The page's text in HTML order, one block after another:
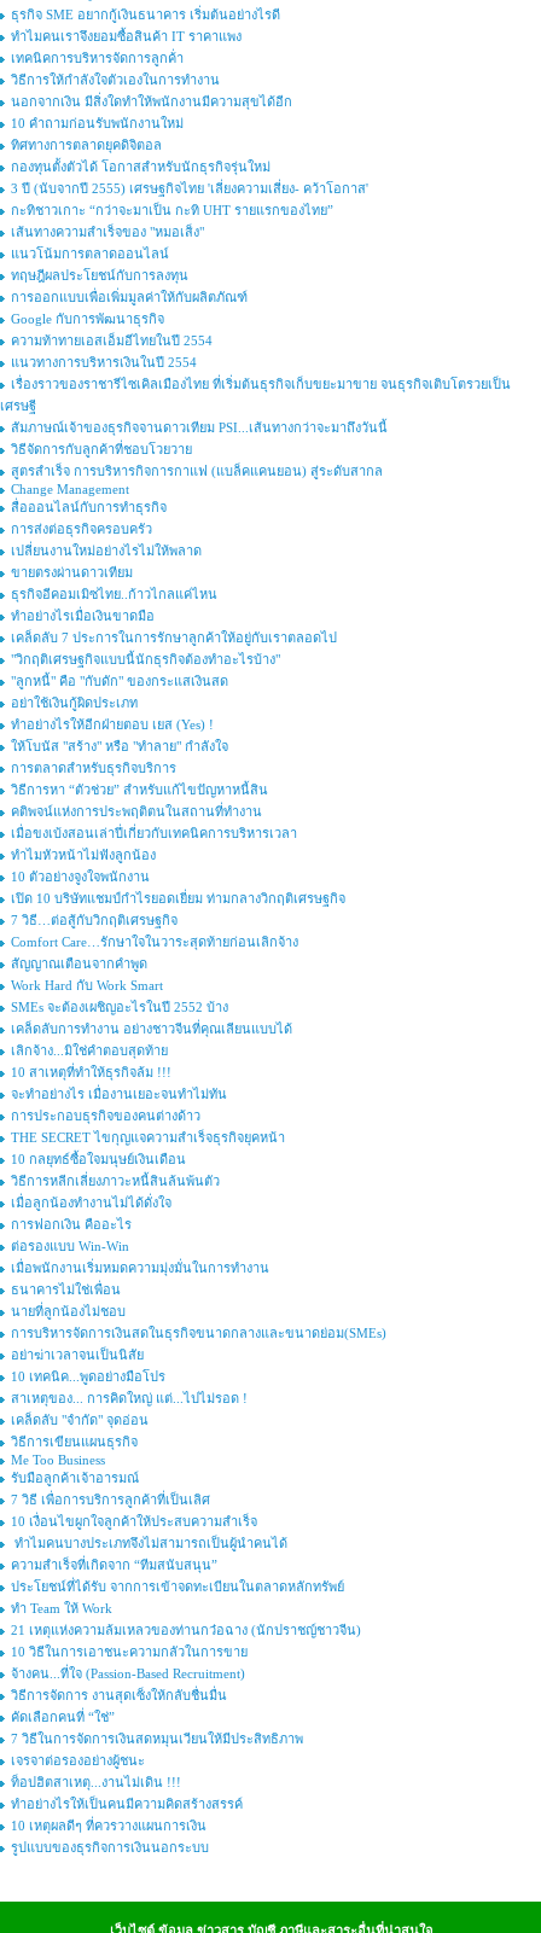
ธุรกิจ SME อยากกู้เงินธนาคาร เริ่มต้นอย่างไรดี
ทำไมคนเราจึงยอมซื้อสินค้า IT ราคาแพง
เทคนิคการบริหารจัดการลูกค้่า
วิธีการให้กำลังใจตัวเองในการทำงาน
นอกจากเงิน มีสิ่งใดทำให้พนักงานมีความสุขได้อีก
10 คำถามก่อนรับพนักงานใหม่
ทิศทางการตลาดยุคดิจิตอล
กองทุนตั้งตัวได้ โอกาสสำหรับนักธุรกิจรุ่นใหม่
3 ปี (นับจากปี 2555) เศรษฐกิจไทย 'เลี่ยงความเสี่ยง- คว้าโอกาส'
กะทิชาวเกาะ “กว่าจะมาเป็น กะทิ UHT รายแรกของไทย”
เส้นทางความสำเร็จของ "หมอเส็ง"
แนวโน้มการตลาดออนไลน์
ทฤษฎีผลประโยชน์กับการลงทุน
การออกแบบเพื่อเพิ่มมูลค่าให้กับผลิตภัณฑ์
Google กับการพัฒนาธุรกิจ
ความท้าทายเอสเอ็มอีไทยในปี 2554
แนวทางการบริหารเงินในปี 2554
เรื่องราวของราชารีไซเคิลเมืองไทย ที่เริ่มต้นธุรกิจเก็บขยะมาขาย จนธุรกิจเติบโตรวยเป็น
เศรษฐี
สัมภาษณ์เจ้าของธุรกิจจานดาวเทียม PSI...เส้นทางกว่าจะมาถึงวันนี้
วิธีจัดการกับลูกค้าที่ชอบโวยวาย
สูตรสำเร็จ การบริหารกิจการกาแฟ (แบล็คแคนยอน) สู่ระดับสากล
Change Management
สื่อออนไลน์กับการทำธุรกิจ
การส่งต่อธุรกิจครอบครัว
เปลี่ยนงานใหม่อย่างไรไม่ให้พลาด
ขายตรงผ่านดาวเทียม
ธุรกิจอีคอมเมิซไทย..ก้าวไกลแค่ไหน
ทำอย่างไรเมื่อเงินขาดมือ
เคล็ดลับ 7 ประการในการรักษาลูกค้าให้อยู่กับเราตลอดไป
"วิกฤติเศรษฐกิจแบบนี้นักธุรกิจต้องทำอะไรบ้าง"
"ลูกหนี้" คือ "กับดัก" ของกระแสเงินสด
อย่าใช้เงินกู้ผิดประเภท
ทำอย่างไรให้อีกฝ่ายตอบ เยส (Yes) !
ให้โบนัส "สร้าง" หรือ "ทำลาย" กำลังใจ
การตลาดสำหรับธุรกิจบริการ
วิธีการหา “ตัวช่วย” สำหรับแก้ไขปัญหาหนี้สิน
คติพจน์แห่งการประพฤติตนในสถานที่ทำงาน
เมื่อขงเบ้งสอนเล่าปี่เกี่ยวกับเทคนิคการบริหารเวลา
ทำไมหัวหน้าไม่ฟังลูกน้อง
10 ตัวอย่างจูงใจพนักงาน
เปิด 10 บริษัทแชมป์กำไรยอดเยี่ยม ท่ามกลางวิกฤติเศรษฐกิจ
7 วิธี…ต่อสู้กับวิกฤติเศรษฐกิจ
Comfort Care…รักษาใจในวาระสุดท้ายก่อนเลิกจ้าง
สัญญาณเตือนจากคำพูด
Work Hard กับ Work Smart
SMEs จะต้องเผชิญอะไรในปี 2552 บ้าง
เคล็ดลับการทำงาน อย่างชาวจีนที่คุณเลียนแบบได้
เลิกจ้าง...มิใช่คำตอบสุดท้าย
10 สาเหตุที่ทำให้ธุรกิจล้ม !!!
จะทำอย่างไร เมื่องานเยอะจนทำไม่ทัน
การประกอบธุรกิจของคนต่างด้าว
THE SECRET ไขกุญแจความสำเร็จธุรกิจยุคหน้า
10 กลยุทธ์ซื้อใจมนุษย์เงินเดือน
วิธีการหลีกเลี่ยงภาวะหนี้สินล้นพ้นตัว
เมื่อลูกน้องทำงานไม่ได้ดั่งใจ
การฟอกเงิน คืออะไร
ต่อรองแบบ Win-Win
เมื่อพนักงานเริ่มหมดความมุ่งมั่นในการทำงาน
ธนาคารไม่ใช่เพื่อน
นายที่ลูกน้องไม่ชอบ
การบริหารจัดการเงินสดในธุรกิจขนาดกลางและขนาดย่อม(SMEs)
อย่าฆ่าเวลาจนเป็นนิสัย
10 เทคนิค...พูดอย่างมือโปร
สาเหตุของ... การคิดใหญ่ แต่...ไปไม่รอด !
เคล็ดลับ "จำกัด" จุดอ่อน
วิธีการเขียนแผนธุรกิจ
Me Too Business
รับมือลูกค้าเจ้าอารมณ์
7 วิธี เพื่อการบริการลูกค้าที่เป็นเลิศ
10 เงื่อนไขผูกใจลูกค้าให้ประสบความสำเร็จ
ทำไมคนบางประเภทจึงไม่สามารถเป็นผู้นำคนได้
ความสำเร็จที่เกิดจาก “ทีมสนับสนุน”
ประโยชน์ที่ได้รับ จากการเข้าจดทะเบียนในตลาดหลักทรัพย์
ทำ Team ให้ Work
21 เหตุแห่งความล้มเหลวของท่านกว๋อฉาง (นักปราชญ์ชาวจีน)
10 วิธีในการเอาชนะความกลัวในการขาย
จ้างคน...ที่ใจ (Passion-Based Recruitment)
วิธีการจัดการ งานสุดเซ็งให้กลับชื่นมื่น
คัดเลือกคนที่ “ใช่”
7 วิธีในการจัดการเงินสดหมุนเวียนให้มีประสิทธิภาพ
เจรจาต่อรองอย่างผู้ชนะ
ท็อปฮิตสาเหตุ...งานไม่เดิน !!!
ทำอย่างไรให้เป็นคนมีความคิดสร้างสรรค์
10 เหตุผลดีๆ ที่ควรวางแผนการเงิน
รูปแบบของธุรกิจการเงินนอกระบบ